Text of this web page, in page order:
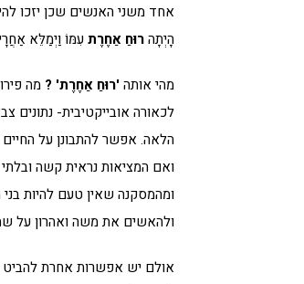
אחד משני האנשים שכן יזכו
הָיְתָהרוּחַ אַחֶרֶתעִמּוֹ וַיְמַלֵּא
מהי אותה'רוּחַ אַחֶרֶת' ? מה
לכאורה אובייקטיבית- נתונים
הלאה. אפשר להתבונן על
ואם המציאות נראית קשה
ומהמסקנה שאין טעם להיות בני
ולהאשים את משה ואהרון על
אולם יש אפשרות אחרת להביט